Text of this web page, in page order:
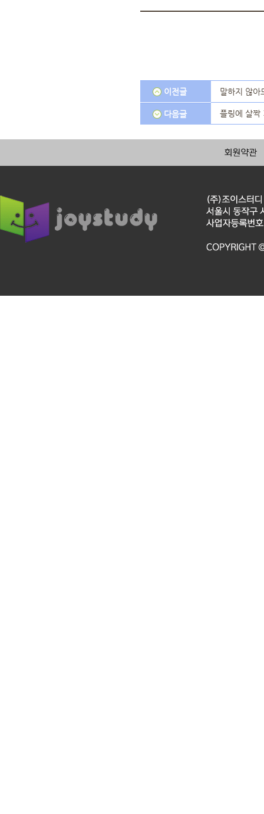
이전글 말하지 않아
다음글 플링에 살